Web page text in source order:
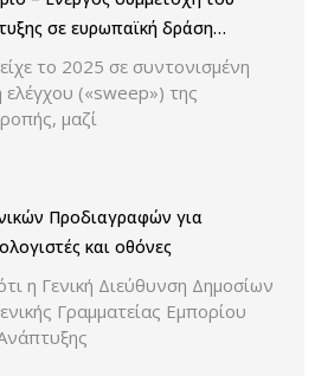
σε ευρωπαϊκή δράση
των τιμών και των
το 2025 σε συντονισμένη
(«sweep») της
μαζί
Προδιαγραφών για
και οθόνες
η Γενική Διεύθυνση Δημοσίων
Γραμματείας Εμπορίου